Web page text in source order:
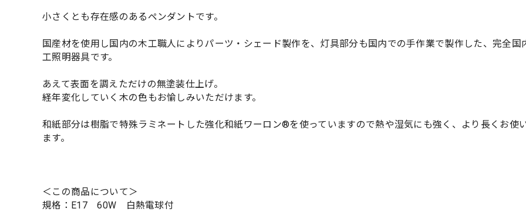
小さくとも存在感のあるペンダントです。
国産材を使用し国内の木工職人によりパーツ・シェード製作を、灯具部分も国内での手作業で製作した、完全国
工照明器具です。
あえて表面を調えただけの無塗装仕上げ。
経年変化していく木の色もお愉しみいただけます。
和紙部分は樹脂で特殊ラミネートした強化和紙ワーロン®を使っていますので熱や湿気にも強く、より長くお使
ます。
＜この商品について＞
規格：E17 60W 白熱電球付